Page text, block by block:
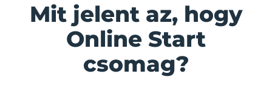
Mit jelent az, hogy
Online Start
csomag?